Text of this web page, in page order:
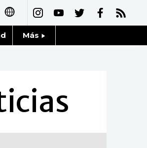
日本語
简体字
繁體字
Más
Fragmentos de Japón
Gente